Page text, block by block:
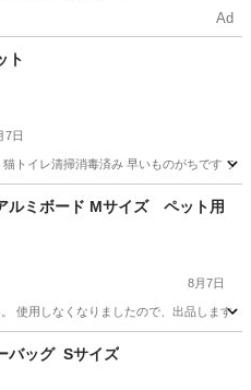
Ad
ト
7日
トイレ清掃消毒済み 早いものがちです
ルミボード Mサイズ ペット用
8月7日
使用しなくなりましたので、出品します
その他
バッグ Sサイズ